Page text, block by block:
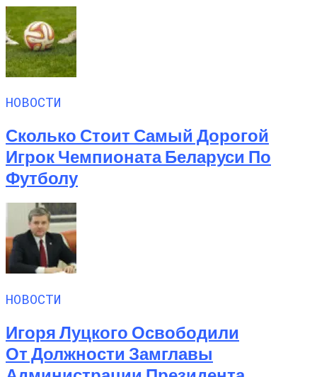
НОВОСТИ
Сколько Стоит Самый Дорогой
Игрок Чемпионата Беларуси По
Футболу
НОВОСТИ
Игоря Луцкого Освободили
От Должности Замглавы